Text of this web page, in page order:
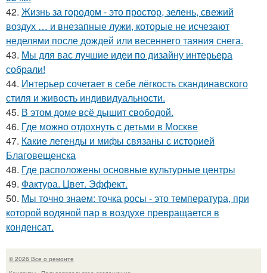
42. Жизнь за городом - это простор, зелень, свежий
воздух … и внезапные лужи, которые не исчезают
неделями после дождей или весеннего таяния снега.
43. Мы для вас лучшие идеи по дизайну интерьера
собрали!
44. Интерьер сочетает в себе лёгкость скандинавского
стиля и живость индивидуальности.
45. В этом доме всё дышит свободой.
46. Где можно отдохнуть с детьми в Москве
47. Какие легенды и мифы связаны с историей
Благовещенска
48. Где расположены основные культурные центры
49. Фактура. Цвет. Эффект.
50. Мы точно знаем: точка росы - это температура, при
которой водяной пар в воздухе превращается в
конденсат.
© 2026 Все о ремонте